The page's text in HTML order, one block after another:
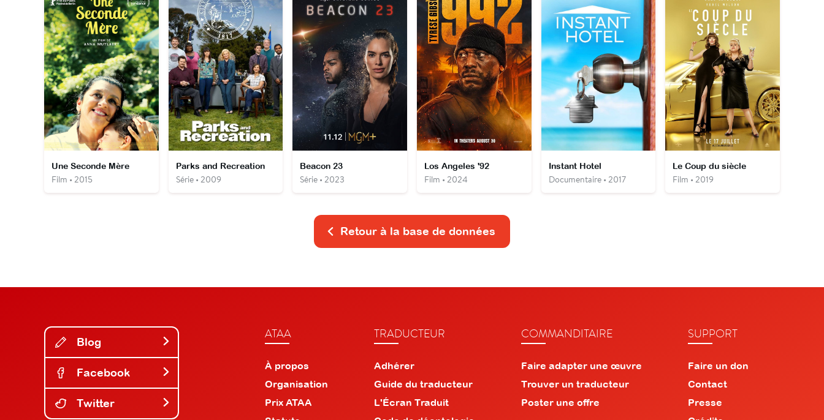
Une Seconde Mère
Film • 2015
Parks and Recreation
Série • 2009
Beacon 23
Série • 2023
Los Angeles '92
Film • 2024
Instant Hotel
Documentaire • 2017
Le Coup du siècle
Film • 2019
Retour à la base de données
Blog
Facebook
Twitter
ATAA
À propos
Organisation
Prix ATAA
TRADUCTEUR
Adhérer
Guide du traducteur
L'Écran Traduit
COMMANDITAIRE
Faire adapter une œuvre
Trouver un traducteur
Poster une offre
SUPPORT
Faire un don
Contact
Presse